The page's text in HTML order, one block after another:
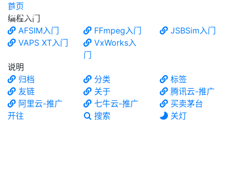
食铁兽
首页
编程入门
AFSIM入门
FFmpeg入门
JSBSim入门
VAPS XT入门
VxWorks入
门
说明
归档
分类
标签
友链
关于
腾讯云-推广
阿里云-推广
七牛云-推广
买卖茅台
开往
搜索 关灯